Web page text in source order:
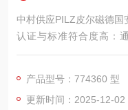
中村供应PILZ皮尔磁德国
认证与标准符合度高：
证，符合 EN 60947 - 5
不同国家和地区的各类
安全提供坚实保障。
产品型号：774360 型
更新时间：2025-12-02